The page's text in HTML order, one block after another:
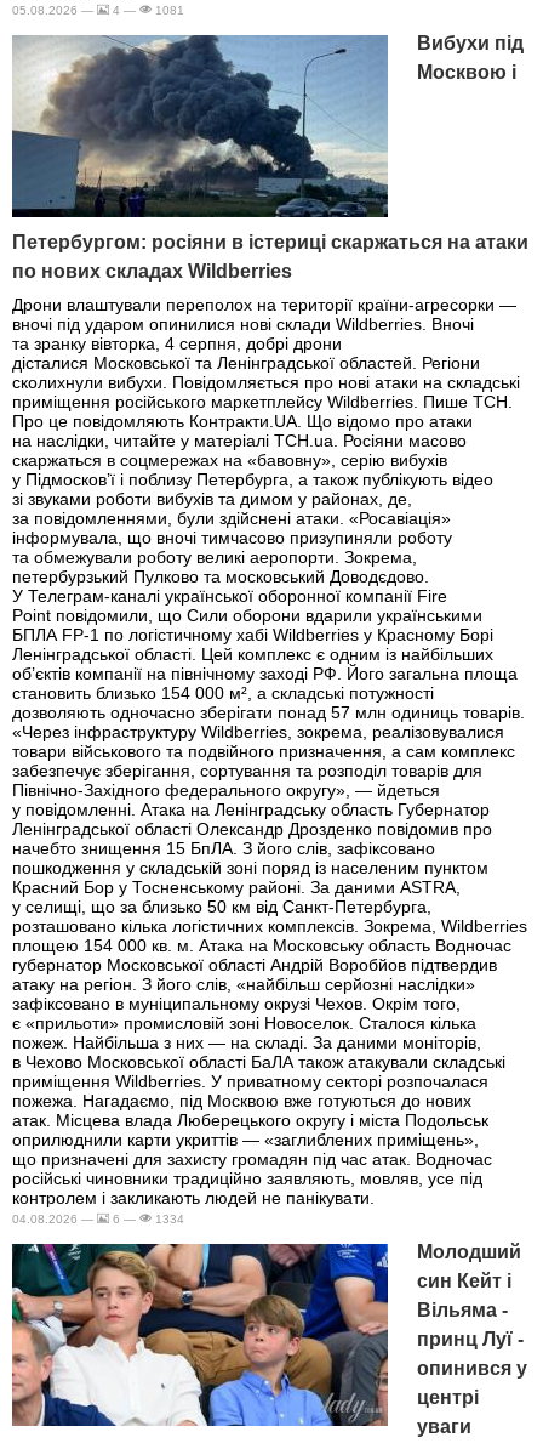
05.08.2026 — 4 — 1081
Вибухи під
Москвою і
Петербургом: росіяни в істериці скаржаться на атаки
по нових складах Wildberries
Дрони влаштували переполох на території країни-агресорки —
вночі під ударом опинилися нові склади Wildberries. Вночі
та зранку вівторка, 4 серпня, добрі дрони
дісталися Московської та Ленінградської областей. Регіони
сколихнули вибухи. Повідомляється про нові атаки на складські
приміщення російського маркетплейсу Wildberries. Пише ТСН.
Про це повідомляють Контракти.UA. Що відомо про атаки
на наслідки, читайте у матеріалі ТСН.ua. Росіяни масово
скаржаться в соцмережах на «бавовну», серію вибухів
у Підмосков’ї і поблизу Петербурга, а також публікують відео
зі звуками роботи вибухів та димом у районах, де,
за повідомленнями, були здійснені атаки. «Росавіація»
інформувала, що вночі тимчасово призупиняли роботу
та обмежували роботу великі аеропорти. Зокрема,
петербурзький Пулково та московський Доводєдово.
У Телеграм-каналі української оборонної компанії Fire
Point повідомили, що Сили оборони вдарили українськими
БПЛА FP-1 по логістичному хабі Wildberries у Красному Борі
Ленінградської області. Цей комплекс є одним із найбільших
об’єктів компанії на північному заході РФ. Його загальна площа
становить близько 154 000 м², а складські потужності
дозволяють одночасно зберігати понад 57 млн одиниць товарів.
«Через інфраструктуру Wildberries, зокрема, реалізовувалися
товари військового та подвійного призначення, а сам комплекс
забезпечує зберігання, сортування та розподіл товарів для
Північно-Західного федерального округу», — йдеться
у повідомленні. Атака на Ленінградську область Губернатор
Ленінградської області Олександр Дрозденко повідомив про
начебто знищення 15 БпЛА. З його слів, зафіксовано
пошкодження у складській зоні поряд із населеним пунктом
Красний Бор у Тосненському районі. За даними ASTRA,
у селищі, що за близько 50 км від Санкт-Петербурга,
розташовано кілька логістичних комплексів. Зокрема, Wildberries
площею 154 000 кв. м. Атака на Московську область Водночас
губернатор Московської області Андрій Воробйов підтвердив
атаку на регіон. З його слів, «найбільш серйозні наслідки»
зафіксовано в муніципальному окрузі Чехов. Окрім того,
є «прильоти» промисловій зоні Новоселок. Сталося кілька
пожеж. Найбільша з них — на складі. За даними моніторів,
в Чехово Московської області БаЛА також атакували складські
приміщення Wildberries. У приватному секторі розпочалася
пожежа. Нагадаємо, під Москвою вже готуються до нових
атак. Місцева влада Люберецького округу і міста Подольськ
оприлюднили карти укриттів — «заглиблених приміщень»,
що призначені для захисту громадян під час атак. Водночас
російські чиновники традиційно заявляють, мовляв, усе під
контролем і закликають людей не панікувати.
04.08.2026 — 6 — 1334
Молодший
син Кейт і
Вільяма -
принц Луї -
опинився у
центрі
уваги